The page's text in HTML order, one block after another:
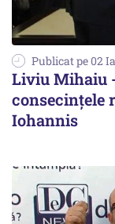
Publicat pe 02
Liviu Mihaiu
consecințele
Iohannis